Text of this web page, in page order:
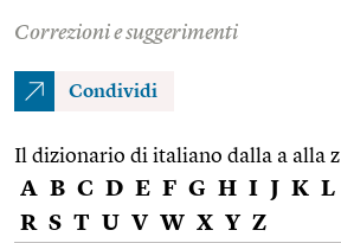
Correzioni e suggerimenti
Condividi
Il dizionario di italiano dalla a alla z
A B C D E F G H I J K L
R S T U V W X Y Z